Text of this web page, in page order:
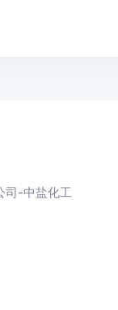
司-中盐化工